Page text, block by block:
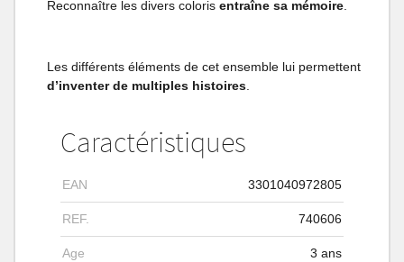
Reconnaître les divers coloris entraîne sa mémoire
Les différents éléments de cet ensemble lui permettent
d’inventer de multiples histoires
Caractéristiques
EAN 3301040972805
REF. 740606
Age 3 ans